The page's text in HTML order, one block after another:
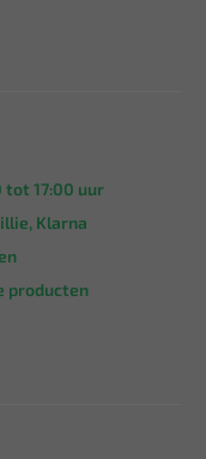
tot 17:00 uur
Klarna
producten